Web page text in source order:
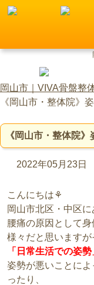
岡山市｜VIVA骨盤整
《岡山市・整体院》
《岡山市・整体院
2022年05月23日
こんにちは⚘
岡山市北区・中区に
腰痛の原因として
様々だと思います
「日常生活での姿勢
姿勢が悪いことに
ったり、